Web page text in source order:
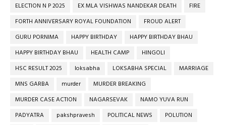
ELECTION N P 2025
EX MLA VISHWAS NANDEKAR DEATH
FIRE
FORTH ANNIVERSARY ROYAL FOUNDATION
FROUD ALERT
GURU PORNIMA
HAPPY BIRTHDAY
HAPPY BIRTHDAY BHAU
HAPPY BIRTHDAY BHAU
HEALTH CAMP
HINGOLI
HSC RESULT 2025
loksabha LOKSABHA SPECIAL
MARRIAGE
MNS GARBA
murder
MURDER BREAKING
MURDER CASE ACTION
NAGARSEVAK
NAMO YUVA RUN
PADYATRA
pakshpravesh POLITICAL NEWS
POLUTION